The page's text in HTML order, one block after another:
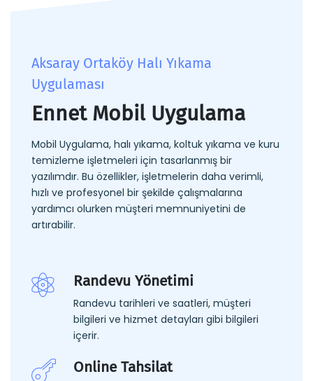
Aksaray Ortaköy Halı Yıkama
Uygulaması
Ennet Mobil Uygulama
Mobil Uygulama, halı yıkama, koltuk yıkama ve kuru
temizleme işletmeleri için tasarlanmış bir
yazılımdır. Bu özellikler, işletmelerin daha verimli,
hızlı ve profesyonel bir şekilde çalışmalarına
yardımcı olurken müşteri memnuniyetini de
artırabilir.
Randevu Yönetimi
Randevu tarihleri ve saatleri, müşteri
bilgileri ve hizmet detayları gibi bilgileri
içerir.
Online Tahsilat